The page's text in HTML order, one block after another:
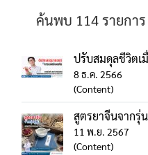
ค้นพบ 114 รายกา
ปรับสมดุลชีวิตเ
8 ธ.ค. 2566
(Content)
สูตรยาจีนจากรุ่
11 พ.ย. 2567
(Content)